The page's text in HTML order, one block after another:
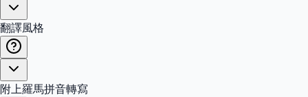
翻譯風格
附上羅馬拼音轉寫